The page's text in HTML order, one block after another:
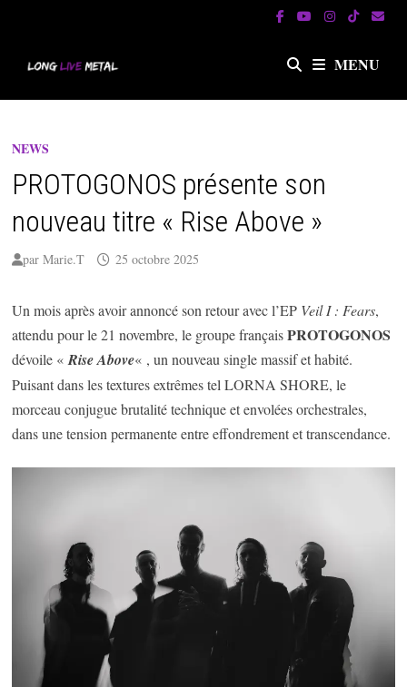
MENU
NEWS
PROTOGONOS présente son
nouveau titre « Rise Above »
parMarie.T 25 octobre 2025
Un mois après avoir annoncé son retour avec l’EP Veil I : Fears,
attendu pour le 21 novembre, le groupe françaisPROTOGONOS
dévoile «Rise Above« , un nouveau single massif et habité.
Puisant dans les textures extrêmes tel LORNA SHORE, le
morceau conjugue brutalité technique et envolées orchestrales,
dans une tension permanente entre effondrement et transcendance.